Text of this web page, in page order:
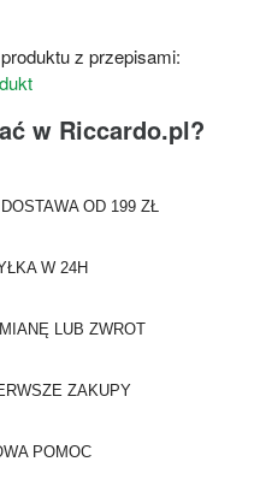
z przepisami:
w Riccardo.pl?
OD 199 ZŁ
W 24H
LUB ZWROT
ZAKUPY
POMOC